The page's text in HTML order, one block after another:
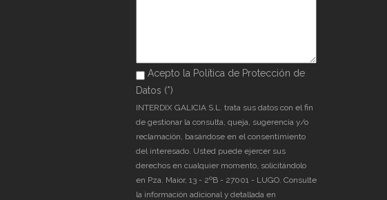
Acepto la Política de Protección de
Datos (*)
Acepto la Política de Protección de
Datos (*)
INTERDIX GALICIA S.L. trata sus datos con el fin
de gestionar la consulta, queja, sugerencia y/o
reclamación, basándose en el consentimiento
del interesado. Usted puede ejercer sus
derechos en cualquier momento, solicitándolo
en Pza. Maior, 13 - 2ºB - 27001 - LUGO. Consulte
la información adicional y detallada en